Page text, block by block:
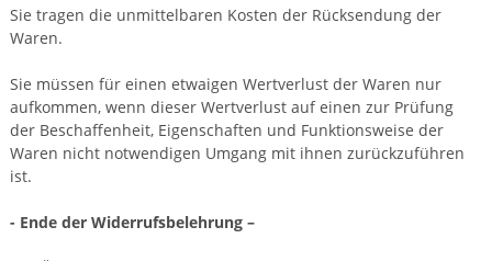
Sie tragen die unmittelbaren Kosten der Rücksendung der
Waren.
Sie müssen für einen etwaigen Wertverlust der Waren nur
aufkommen, wenn dieser Wertverlust auf einen zur Prüfung
der Beschaffenheit, Eigenschaften und Funktionsweise der
Waren nicht notwendigen Umgang mit ihnen zurückzuführen
ist.
- Ende der Widerrufsbelehrung –